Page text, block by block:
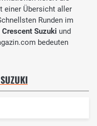
einer Übersicht aller
Runden im
Crescent Suzuki und
bedeuten